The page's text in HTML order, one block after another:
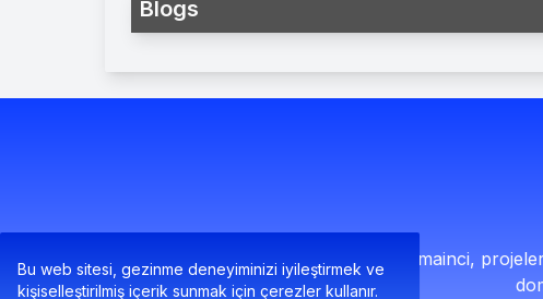
Blogs
Domainci,
Bu web sitesi, gezinme deneyiminizi iyileştirmek ve
kişiselleştirilmiş içerik sunmak için çerezler kullanır.